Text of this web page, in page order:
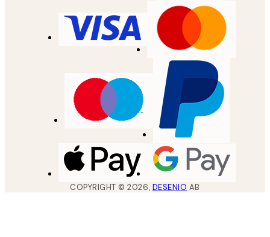
COPYRIGHT ©2026, DESENIO AB